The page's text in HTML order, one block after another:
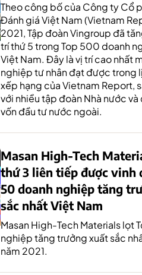
Theo công bố của Công ty Cổ
Đánh giá Việt Nam (Vietnam
2021, Tập đoàn Vingroup đã
trí thứ 5 trong Top 500 doanh
Việt Nam. Đây là vị trí cao nhất
nghiệp tư nhân đạt được trong
xếp hạng của Vietnam Report,
với nhiều tập đoàn Nhà nước
vốn đầu tư nước ngoài.
Masan High-Tech
thứ 3 liên tiếp được vinh
50 doanh nghiệp tăng
sắc nhất Việt Nam
Masan High-Tech Materials lọt
nghiệp tăng trưởng xuất sắc
năm 2021.